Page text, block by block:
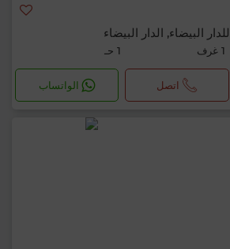
البيضاء, الدار البيضاء
1 غرف 1 حـ
اتصل الواتساب